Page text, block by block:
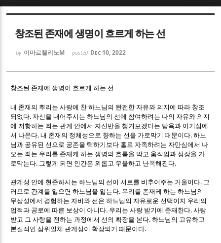
창조된 존재에 생명이 흐르게 하는 선
by 이마르첼리노M posted Dec 10, 2022
창조된 존재에 생명이 흐르게 하는 선
내 존재의 뿌리는 사랑에 찬 하느님의 완전한 자유와 의지에 따라 창조
되었다.자신을 내어주시는 하느님의 선에 참여하려는 나의 자유와 의지
에 저항하는 죄는 관계 안에서 자신만을 챙겨보겠다는 탐욕과 이기심에
서 나온다.내 존재의 정체성으로 향하는 선을 가로막기 때문이다.하느
님과 공유된 선으로 공존을 택하기보다 홀로 자족하려는 자만심에서 나
오는 죄는 우리를 존재케 하는 생명의 흐름을 막고 움직임과 성장을 가
로막는다. 그렇게 되면 인간은 외롭고 우울하고 난폭해진다.
관계성 안에 현존하시는 하느님의 선이 서로를 비추어주는 거울이다. 그
러므로 관계를 잃으면 하느님을 잃는다. 우리를 존재케 하는 하느님의
무상성에서 경험하는 자비와 선은 하느님의 자유로운 선택이지 우리의
업적과 공로에 따른 보상이 아니다. 우리는 사랑 받기에 존재한다.사랑
받고 그 사랑을 전하는 과정에서 선의 확장을 본다.하느님의 고유하고
본질적인 삼위일체 관계성이 확장되기 때문이다.
Sketchbook5, 스케치북5
Sketchbook5, 스케치북5
Sketchbook5, 스케치북5
Sketchbook5, 스케치북5